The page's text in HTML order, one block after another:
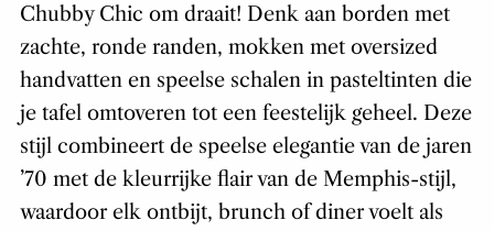
Chubby Chic om draait! Denk aan borden met
zachte, ronde randen, mokken met oversized
handvatten en speelse schalen in pasteltinten die
je tafel omtoveren tot een feestelijk geheel. Deze
stijl combineert de speelse elegantie van de jaren
’70 met de kleurrijke flair van de Memphis-stijl,
waardoor elk ontbijt, brunch of diner voelt als